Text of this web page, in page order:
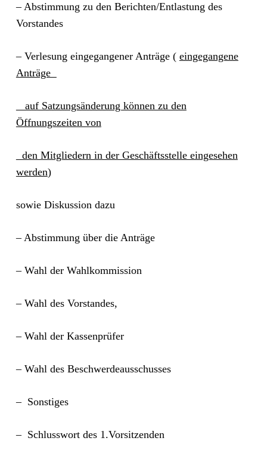
– Abstimmung zu den Berichten/Entlastung des
Vorstandes
– Verlesung eingegangener Anträge ( eingegangene
Anträge
auf Satzungsänderung können zu den
Öffnungszeiten von
den Mitgliedern in der Geschäftsstelle eingesehen
werden)
sowie Diskussion dazu
– Abstimmung über die Anträge
– Wahl der Wahlkommission
– Wahl des Vorstandes,
– Wahl der Kassenprüfer
– Wahl des Beschwerdeausschusses
– Sonstiges
– Schlusswort des 1.Vorsitzenden